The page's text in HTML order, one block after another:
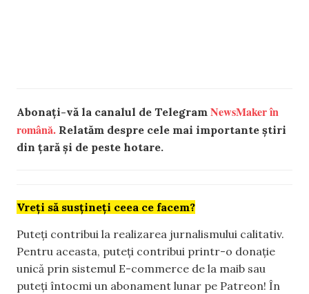
Abonați-vă la canalul de Telegram NewsMaker în
română. Relatăm despre cele mai importante știri
din țară și de peste hotare.
Vreți să susțineți ceea ce facem?
Puteți contribui la realizarea jurnalismului calitativ.
Pentru aceasta, puteți contribui printr-o donație
unică prin sistemul E-commerce de la maib sau
puteți întocmi un abonament lunar pe Patreon! În